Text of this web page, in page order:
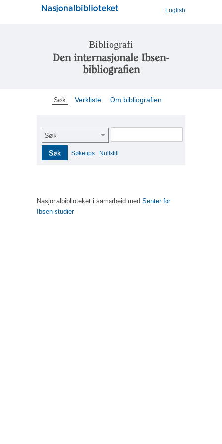
English
Bibliografi
Den internasjonale Ibsen-
bibliografien
Søk Verkliste Om bibliografien
Søk
Søk Søketips Nullstill
Nasjonalbiblioteket i samarbeid med Senter for
Ibsen-studier